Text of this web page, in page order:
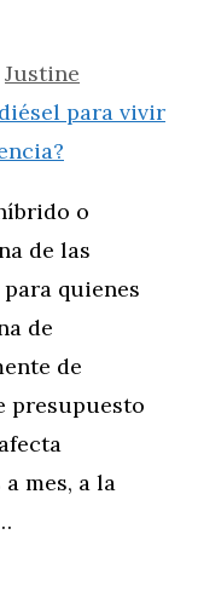
Justine
o
de las
quienes
de
de
presupuesto
mes, a la